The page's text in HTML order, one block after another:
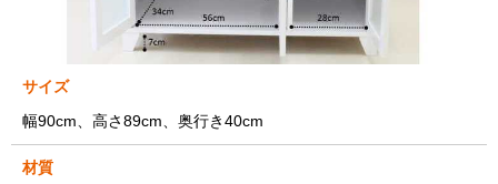
サイズ
幅90cm、高さ89cm、奥行き40cm
材質